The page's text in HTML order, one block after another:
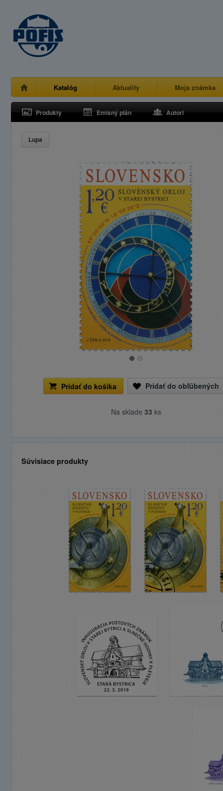
Katalóg Aktuality Moja známka
Produkty Emisný plán Autori
Lupa
Pridať do košíka Pridať do obľúbených
Na sklade 33 ks
Súvisiace produkty